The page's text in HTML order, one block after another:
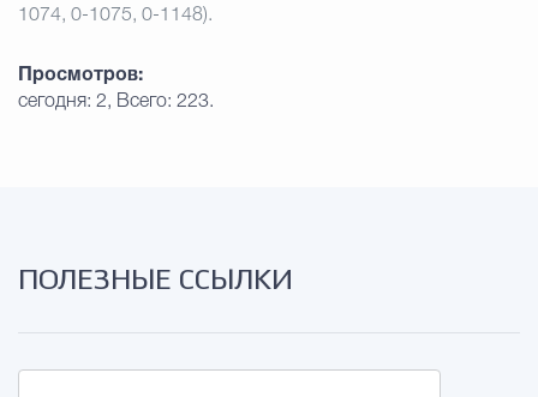
1074, 0-1075, 0-1148).
Просмотров:
сегодня: 2, Всего: 223.
ПОЛЕЗНЫЕ ССЫЛКИ